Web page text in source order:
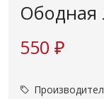
Ободная
550 ₽